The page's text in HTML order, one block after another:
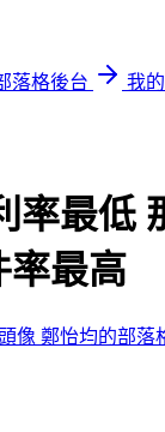
落格後台
我
率最低
率最高
鄭怡均的部落